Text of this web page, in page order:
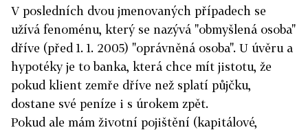
V posledních dvou jmenovaných případech se
užívá fenoménu, který se nazývá "obmyšlená osoba"
dříve (před 1. 1. 2005) "oprávněná osoba". U úvěru a
hypotéky je to banka, která chce mít jistotu, že
pokud klient zemře dříve než splatí půjčku,
dostane své peníze i s úrokem zpět.
Pokud ale mám životní pojištění (kapitálové,